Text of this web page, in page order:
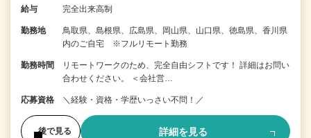
給与 完全出来高制
勤務地
鳥取県、島根県、広島県、岡山県、山口県、徳島県、香川県
内のご自宅 ※フルリモート勤務
勤務時間
リモートワークのため、完全自由シフトです！ 詳細はお問い
合わせください。 ＜会社営…
応募資格 ＼経験・資格・学歴いっさい不問！／
後で見る 詳細を見る